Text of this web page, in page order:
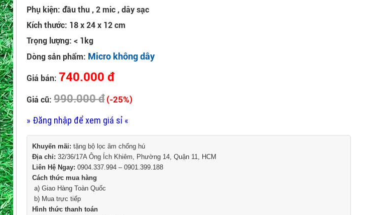
Phụ kiện: đầu thu , 2 mic , dây sạc
Kích thước: 18 x 24 x 12 cm
Trọng lượng: < 1kg
Dòng sản phẩm: Micro không dây
Giá bán: 740.000 đ
Giá cũ:990.000 đ (-25%)
» Đăng nhập để xem giá sỉ «
Khuyến mãi: tặng bộ lọc âm chống hú
Địa chỉ: 32/36/17A Ông Ích Khiêm, Phường 14, Quận 11, HCM
Liên Hệ Ngay: 0904.337.994 – 0901.399.188
Cách thức mua hàng
a) Giao Hàng Toàn Quốc
b) Mua trực tiếp
Hình thức thanh toán